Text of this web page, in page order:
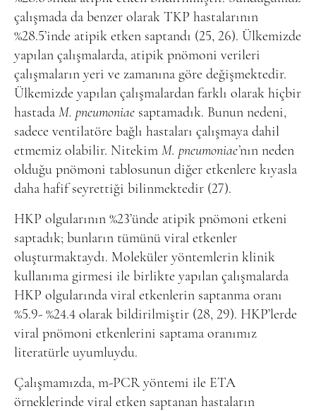
çalışmada da benzer olarak TKP hastalarının
%28.5’inde atipik etken saptandı (25, 26). Ülkemizde
yapılan çalışmalarda, atipik pnömoni verileri
çalışmaların yeri ve zamanına göre değişmektedir.
Ülkemizde yapılan çalışmalardan farklı olarak hiçbir
hastada M. pneumoniae saptamadık. Bunun nedeni,
sadece ventilatöre bağlı hastaları çalışmaya dahil
etmemiz olabilir. Nitekim M. pneumoniae’nın neden
olduğu pnömoni tablosunun diğer etkenlere kıyasla
daha hafif seyrettiği bilinmektedir (27).
HKP olgularının %23’ünde atipik pnömoni etkeni
saptadık; bunların tümünü viral etkenler
oluşturmaktaydı. Moleküler yöntemlerin klinik
kullanıma girmesi ile birlikte yapılan çalışmalarda
HKP olgularında viral etkenlerin saptanma oranı
%5.9- %24.4 olarak bildirilmiştir (28, 29). HKP’lerde
viral pnömoni etkenlerini saptama oranımız
literatürle uyumluydu.
Çalışmamızda, m-PCR yöntemi ile ETA
örneklerinde viral etken saptanan hastaların